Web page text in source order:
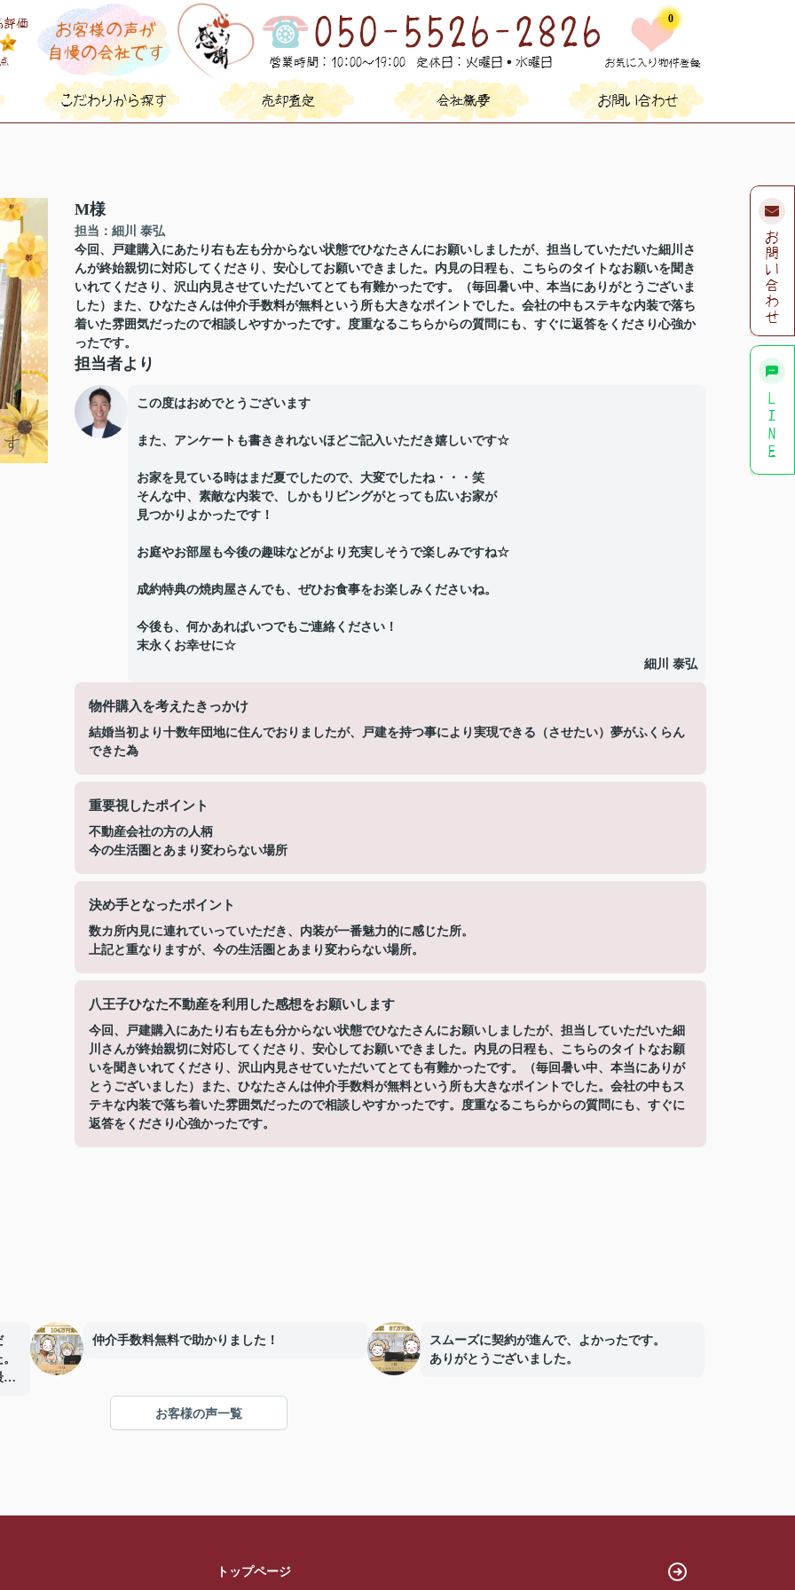
0
M様
担当：細川 泰弘
今回、戸建購入にあたり右も左も分からない状態でひなたさんにお願いしましたが、担当していただいた細川さ
んが終始親切に対応してくださり、安心してお願いできました。内見の日程も、こちらのタイトなお願いを聞き
いれてくださり、沢山内見させていただいてとても有難かったです。（毎回暑い中、本当にありがとうございま
した）また、ひなたさんは仲介手数料が無料という所も大きなポイントでした。会社の中もステキな内装で落ち
着いた雰囲気だったので相談しやすかったです。度重なるこちらからの質問にも、すぐに返答をくださり心強か
ったです。
担当者より
この度はおめでとうございます
また、アンケートも書ききれないほどご記入いただき嬉しいです☆
お家を見ている時はまだ夏でしたので、大変でしたね・・・笑
そんな中、素敵な内装で、しかもリビングがとっても広いお家が
見つかりよかったです！
お庭やお部屋も今後の趣味などがより充実しそうで楽しみですね☆
成約特典の焼肉屋さんでも、ぜひお食事をお楽しみくださいね。
今後も、何かあればいつでもご連絡ください！
末永くお幸せに☆
細川 泰弘
物件購入を考えたきっかけ
結婚当初より十数年団地に住んでおりましたが、戸建を持つ事により実現できる（させたい）夢がふくらん
できた為
重要視したポイント
不動産会社の方の人柄
今の生活圏とあまり変わらない場所
決め手となったポイント
数カ所内見に連れていっていただき、内装が一番魅力的に感じた所。
上記と重なりますが、今の生活圏とあまり変わらない場所。
八王子ひなた不動産を利用した感想をお願いします
今回、戸建購入にあたり右も左も分からない状態でひなたさんにお願いしましたが、担当していただいた細
川さんが終始親切に対応してくださり、安心してお願いできました。内見の日程も、こちらのタイトなお願
いを聞きいれてくださり、沢山内見させていただいてとても有難かったです。（毎回暑い中、本当にありが
とうございました）また、ひなたさんは仲介手数料が無料という所も大きなポイントでした。会社の中もス
テキな内装で落ち着いた雰囲気だったので相談しやすかったです。度重なるこちらからの質問にも、すぐに
返答をくださり心強かったです。
後
仲介手数料無料で助かりました！
スムーズに契約が進んで、よかったです。
ありがとうございました。
お客様の声一覧
トップページ